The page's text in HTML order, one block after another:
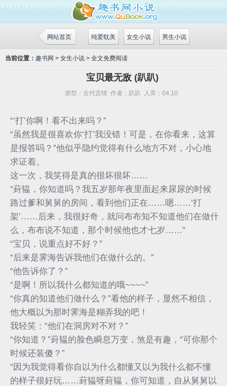
网站首页 男生小说
女生小说
纯爱耽美
当前位置： 趣书网 > 女生小说 > 全文免费阅读
宝贝最无敌 (趴趴)
类型：古代言情 作者：趴趴 入库：04.10
“‘打’你啊！看不出来吗？”
“虽然我是很喜欢你‘打’我没错！可是，在你看来，这算
是报答吗？”他似乎隐约觉得有什么地方不对，小心地
求证着。
这一次，我笑得是真的很坏很坏……
“葑韫，你知道吗？我五岁那年夜里面起来尿尿的时候
路过爹和舅舅的房间，看到他们正在……嗯……‘打
架’……后来，我很好奇，就问布布知不知道他们在做什
么，布布说不知道，那个时候他也才七岁……”
“宝贝，说重点好不好？”
“后来是霁海告诉我他们在做什么的。”
“他告诉你了？”
“是啊！所以我什么都知道的哦~~~~”
“你真的知道他们做什么？”看他的样子，显然不相信，
他大概以为那时霁海是糊弄我的吧！
我轻笑：“他们在洞房对不对？”
“你知道？”葑韫的脸色瞬息万变，煞是有趣，“可你那个
时候还装傻？”
“因为我觉得看你自以为什么都懂又以为我什么都不懂
的样子很好玩……葑韫呀葑韫，你可知道，自从舅舅以